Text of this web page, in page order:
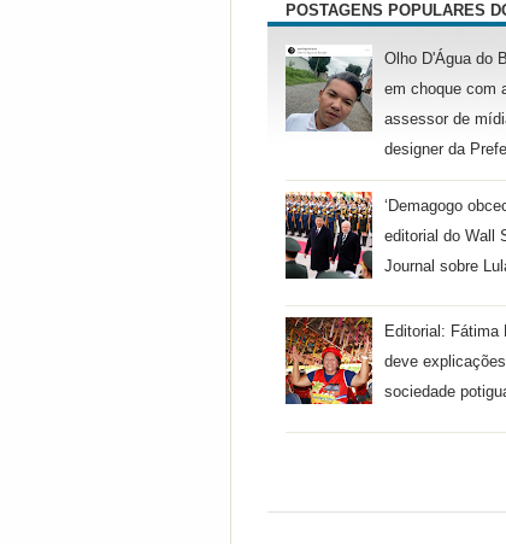
POSTAGENS POPULARES
Olho D'Água do
em choque com
assessor de
designer da
‘Demagogo
editorial do Wall
Journal sobre
Editorial: Fátima
deve
sociedade